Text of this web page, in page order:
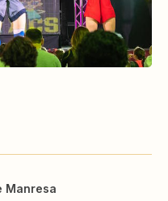
Manresa